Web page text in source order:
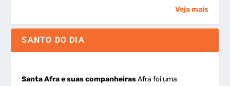
Veja mais
SANTO DO DIA
Santa Afra e suas companheirasAfra foi uma